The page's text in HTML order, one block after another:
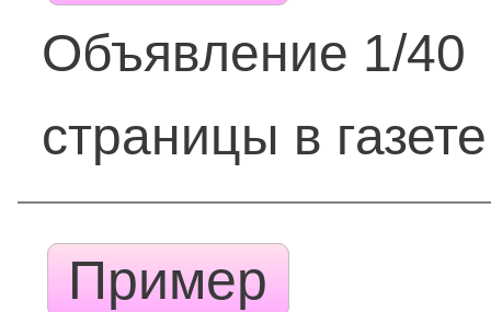
Объявление 1/40
страницы в газете
Пример